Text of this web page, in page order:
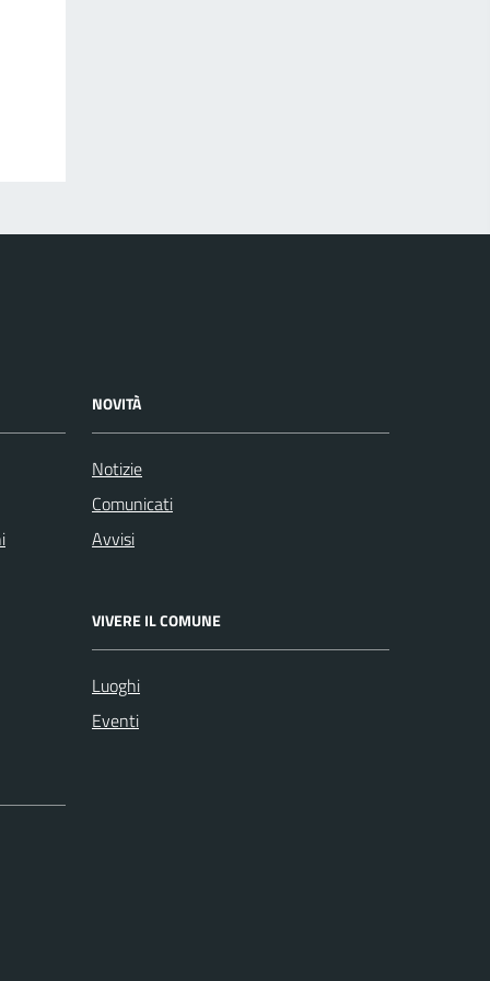
NOVITÀ
Notizie
Comunicati
Avvisi
VIVERE IL COMUNE
Luoghi
Eventi